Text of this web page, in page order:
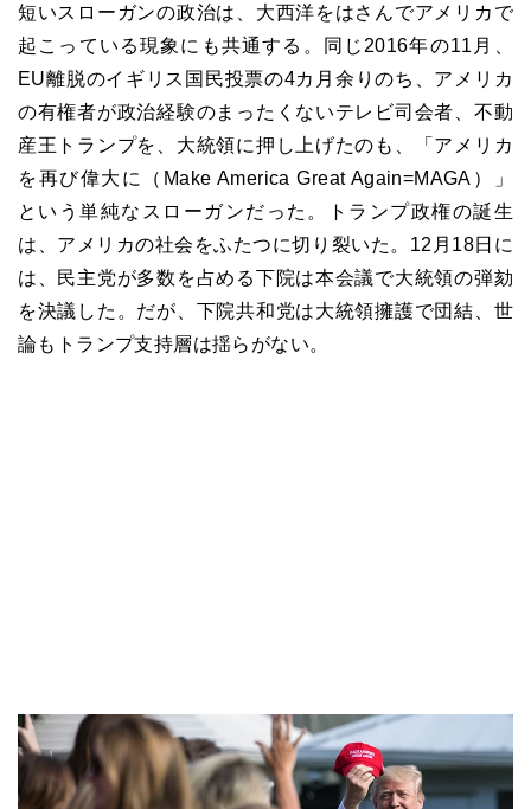
短いスローガンの政治は、大西洋をはさんでアメリカで
起こっている現象にも共通する。同じ2016年の11月、
EU離脱のイギリス国民投票の4カ月余りのち、アメリカ
の有権者が政治経験のまったくないテレビ司会者、不動
産王トランプを、大統領に押し上げたのも、「アメリカ
を再び偉大に（Make America Great Again=MAGA）」
という単純なスローガンだった。トランプ政権の誕生
は、アメリカの社会をふたつに切り裂いた。12月18日に
は、民主党が多数を占める下院は本会議で大統領の弾劾
を決議した。だが、下院共和党は大統領擁護で団結、世
論もトランプ支持層は揺らがない。